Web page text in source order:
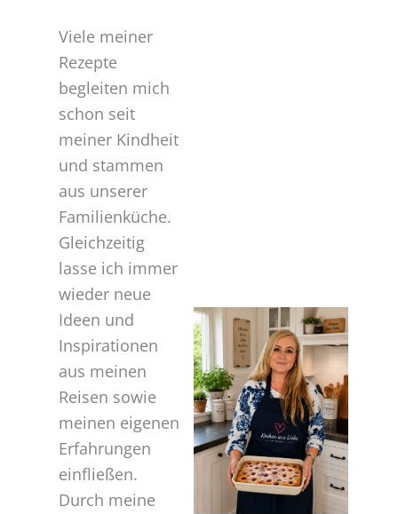
Viele meiner
Rezepte
begleiten mich
schon seit
meiner Kindheit
und stammen
aus unserer
Familienküche.
Gleichzeitig
lasse ich immer
wieder neue
Ideen und
Inspirationen
aus meinen
Reisen sowie
meinen eigenen
Erfahrungen
einfließen.
Durch meine